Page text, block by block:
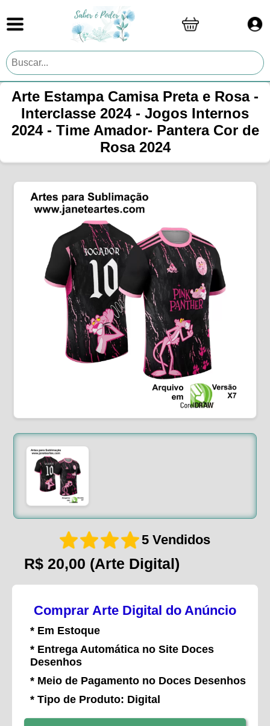
Arte Estampa Camisa Preta e Rosa -
Interclasse 2024 - Jogos Internos
2024 - Time Amador- Pantera Cor de
Rosa 2024
5 Vendidos
R$ 20,00 (Arte Digital)
Comprar Arte Digital do Anúncio
* Em Estoque
* Entrega Automática no Site Doces
Desenhos
* Meio de Pagamento no Doces Desenhos
* Tipo de Produto: Digital